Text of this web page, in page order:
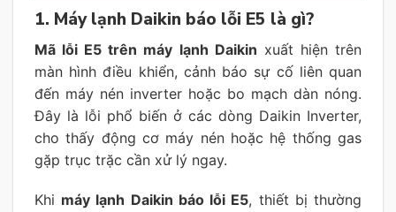
1. Máy lạnh Daikin báo lỗi E5 là gì?
Mã lỗi E5 trên máy lạnh Daikin xuất hiện trên
màn hình điều khiển, cảnh báo sự cố liên quan
đến máy nén inverter hoặc bo mạch dàn nóng.
Đây là lỗi phổ biến ở các dòng Daikin Inverter,
cho thấy động cơ máy nén hoặc hệ thống gas
gặp trục trặc cần xử lý ngay.
Khi máy lạnh Daikin báo lỗi E5, thiết bị thường